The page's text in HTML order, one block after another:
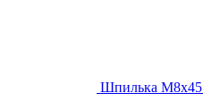
Шпилька М8х45